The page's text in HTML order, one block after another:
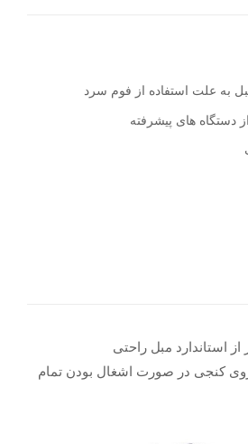
به علت استفاده از فوم سرد
دستگاه های پیشرفته
از استاندارد مبل راحتی
کنجی در صورت اشغال بودن تمام